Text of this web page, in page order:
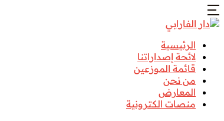
الرئيسية
لائحة إصداراتنا
قائمة الموزعين
من نحن
المعارض
منصات الكترونية